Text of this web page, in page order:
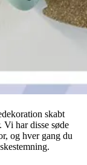
skabt
. Vi har disse søde
og hver gang du